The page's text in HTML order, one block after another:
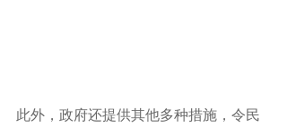
此外，政府还提供其他多种措施，令民